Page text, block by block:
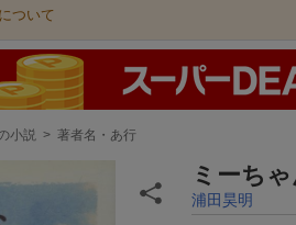
ついて
小説 > 著者名・あ行
ミーち
浦田昊明